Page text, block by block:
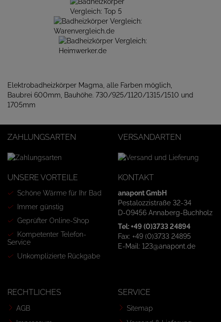
Elektrobadheizkörper Magma, alle Farben möglich,
Baubrei 600mm, Bauhöhe. 730/925/1120/1315/1510 und
1705mm
ZAHLUNGSARTEN VERSANDARTEN
UNSERE VORTEILE
Schöne Wärme für Ihr Bad
Immer günstig
Geprüfter Online-Shop
Kompetenter Telefon-
Service
Unkomplizierte Rückgabe
KONTAKT
anapont GmbH
Pestalozzistraße 32-34
D-09456 Annaberg-Buchholz
Tel: +49 (0)3733 24894
Fax: +49 (0)3733 24895
E-Mail: 123@anapont.de
RECHTLICHES
AGB
SERVICE
Sitemap